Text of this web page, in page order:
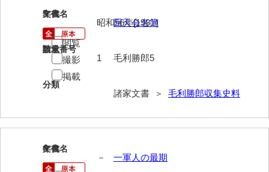
内海家文書
宇野家文書
惠本家文書
5
文書名
回天会名簿
請求番号
毛利勝郎5
分類
諸家文書 ＞ 毛利勝郎収集史料
年代
昭和56年[1981］
数量
1
閲覧
撮影
掲載
6
文書名
一軍人の最期
年代
－